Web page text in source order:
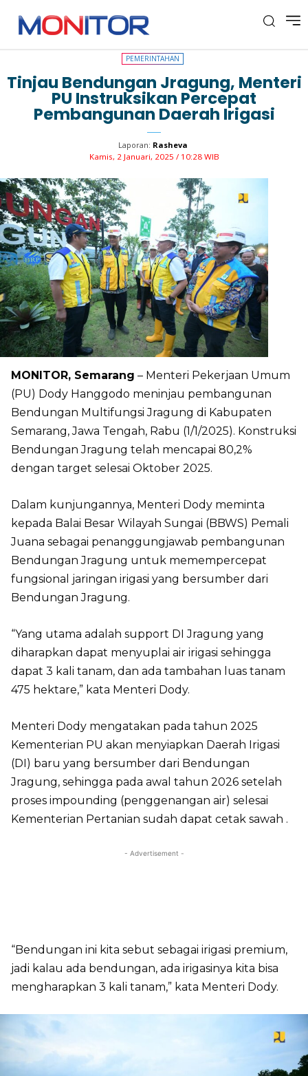
PEMERINTAHAN
PEMERINTAHAN
Tinjau Bendungan Jragung, Menteri
PU Instruksikan Percepat
Pembangunan Daerah Irigasi
Laporan: Rasheva
Kamis, 2 Januari, 2025 / 10:28 WIB
MONITOR, Semarang – Menteri Pekerjaan Umum
(PU) Dody Hanggodo meninjau pembangunan
Bendungan Multifungsi Jragung di Kabupaten
Semarang, Jawa Tengah, Rabu (1/1/2025). Konstruksi
Bendungan Jragung telah mencapai 80,2%
dengan target selesai Oktober 2025.
Dalam kunjungannya, Menteri Dody meminta
kepada Balai Besar Wilayah Sungai (BBWS) Pemali
Juana sebagai penanggungjawab pembangunan
Bendungan Jragung untuk memempercepat
fungsional jaringan irigasi yang bersumber dari
Bendungan Jragung.
“Yang utama adalah support DI Jragung yang
diharapkan dapat menyuplai air irigasi sehingga
dapat 3 kali tanam, dan ada tambahan luas tanam
475 hektare,” kata Menteri Dody.
Menteri Dody mengatakan pada tahun 2025
Kementerian PU akan menyiapkan Daerah Irigasi
(DI) baru yang bersumber dari Bendungan
Jragung, sehingga pada awal tahun 2026 setelah
proses impounding (penggenangan air) selesai
Kementerian Pertanian sudah dapat cetak sawah .
- Advertisement -
“Bendungan ini kita sebut sebagai irigasi premium,
jadi kalau ada bendungan, ada irigasinya kita bisa
mengharapkan 3 kali tanam,” kata Menteri Dody.